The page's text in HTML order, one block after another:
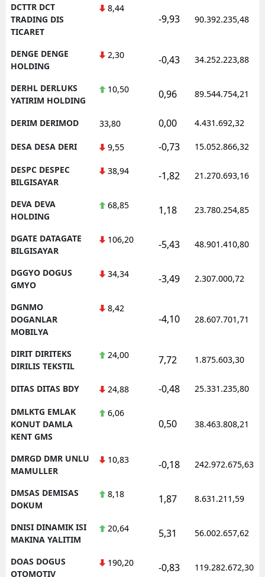
DCTTR DCT
TRADING DIS
TICARET
8,44
-9,93 90.392.235,48
DENGE DENGE
HOLDING
2,30 -0,43 34.252.223,88
DERHL DERLUKS
YATIRIM HOLDING
10,50 0,96 89.544.754,21
DERIM DERIMOD 33,80 0,00 4.431.692,32
DESA DESA DERI 9,55 -0,73 15.052.866,32
DESPC DESPEC
BILGISAYAR
38,94 -1,82 21.270.693,16
DEVA DEVA
HOLDING
68,85 1,18 23.780.254,85
DGATE DATAGATE
BILGISAYAR
106,20 -5,43 48.901.410,80
DGGYO DOGUS
GMYO
34,34 -3,49 2.307.000,72
DGNMO
DOGANLAR
MOBILYA
8,42
-4,10 28.607.701,71
DIRIT DIRITEKS
DIRILIS TEKSTIL
24,00 7,72 1.875.603,30
DITAS DITAS BDY 24,88 -0,48 25.331.235,80
DMLKTG EMLAK
KONUT DAMLA
KENT GMS
6,06
0,50 38.463.808,21
DMRGD DMR UNLU
MAMULLER
10,83 -0,18 242.972.675,63
DMSAS DEMISAS
DOKUM
8,18 1,87 8.631.211,59
DNISI DINAMIK ISI
MAKINA YALITIM
20,64 5,31 56.002.657,62
DOAS DOGUS
OTOMOTIV
190,20 -0,83 119.282.672,30